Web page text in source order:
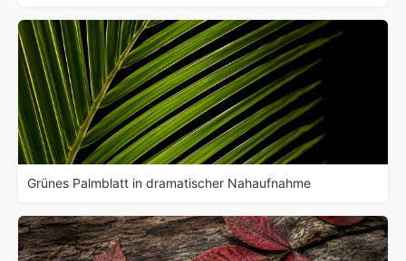
Grünes Palmblatt in dramatischer Nahaufnahme